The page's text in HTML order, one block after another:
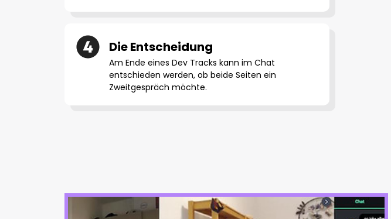
Die Entscheidung
Am Ende eines Dev Tracks kann im Chat
entschieden werden, ob beide Seiten ein
Zweitgespräch möchte.